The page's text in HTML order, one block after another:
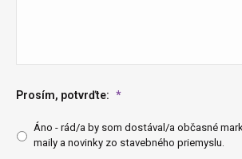
Prosím, potvrďte: *
Áno - rád/a by som dostával/a občasné
maily a novinky zo stavebného priemyslu.